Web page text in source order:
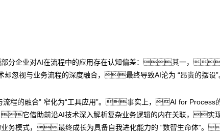
分企业对AI在流程中的应用存在认知偏差：其一，
忽视与业务流程的深度融合，最终导致AI沦为 “昂贵的摆
程的融合” 窄化为“工具应用”。事实上，AI for Process
它借助前沿AI技术深入解析复杂业务逻辑的内在关联，实
务模式，最终成长为具备自我进化能力的 “数智生命体”。